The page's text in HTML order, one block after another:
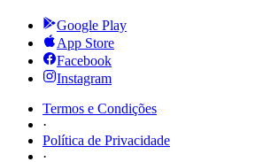
Google Play
App Store
Facebook
Instagram
Termos e Condições
·
Política de Privacidade
·